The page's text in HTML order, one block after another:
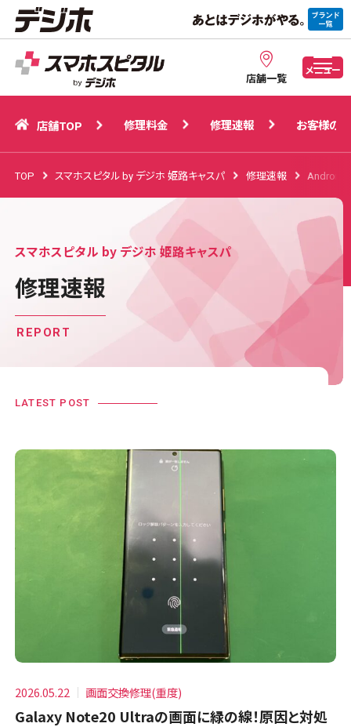
店舗一覧
メニュー
店舗TOP 修理速報 お客様の声
店舗TOP 修理料金 修理速報 お客様の声
TOP スマホスピタル by デジホ 姫路キャスパ 修理速報 Android
スマホスピタル by デジホ 姫路キャスパ
修理速報
REPORT
LATEST POST
2026.05.22 画面交換修理(重度)
Galaxy Note20 Ultraの画面に緑の線！原因と対処